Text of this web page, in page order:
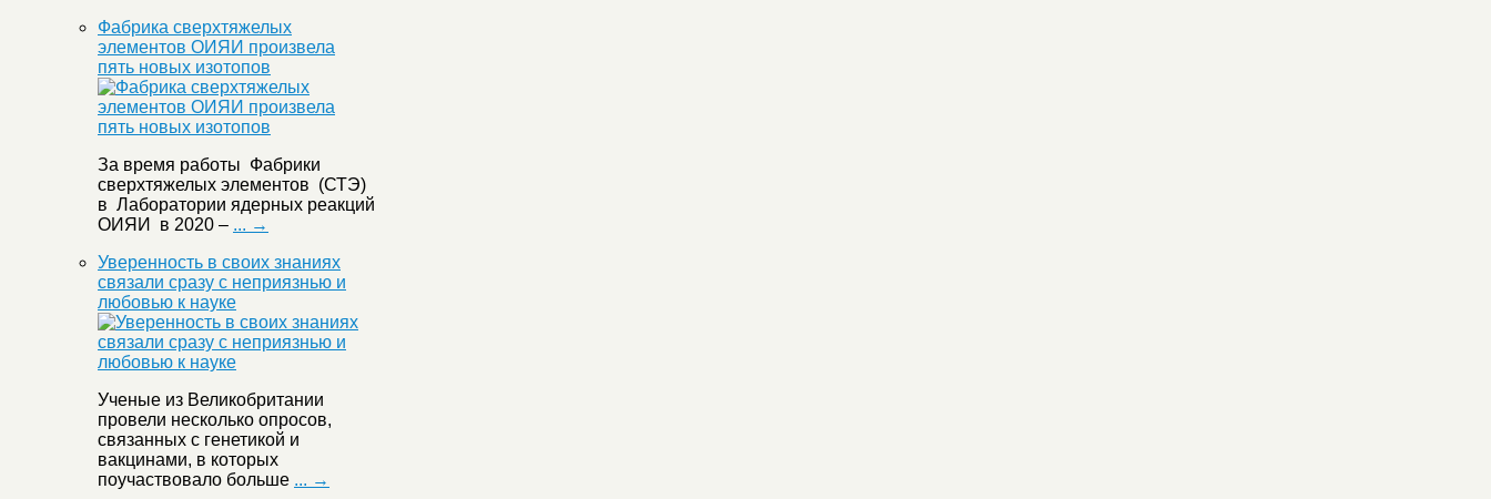
Фабрика сверхтяжелых
элементов ОИЯИ произвела
пять новых изотопов
За время работы Фабрики
сверхтяжелых элементов (СТЭ)
в Лаборатории ядерных реакций
ОИЯИ в 2020 – ... →
Уверенность в своих знаниях
связали сразу с неприязнью и
любовью к науке
Ученые из Великобритании
провели несколько опросов,
связанных с генетикой и
вакцинами, в которых
поучаствовало больше ... →